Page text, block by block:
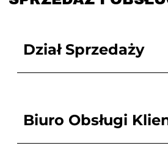
Dział Sprzedaży
Biuro Obsługi